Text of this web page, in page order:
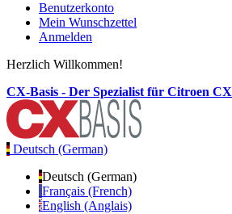
Benutzerkonto
Mein Wunschzettel
Anmelden
Herzlich Willkommen!
CX-Basis - Der Spezialist für Citroen CX
Deutsch (German)
Deutsch (German)
Français (French)
English (Anglais)